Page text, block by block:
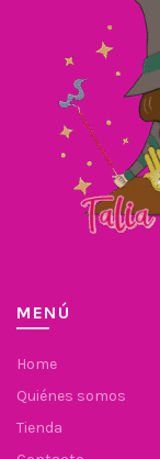
MENÚ
Home
Quiénes somos
Tienda